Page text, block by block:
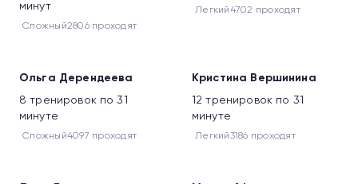
минут
Сложный2806 проходят
Легкий4702 проходят
Ольга Дерендеева
8 тренировок по 31
минуте
Сложный4097 проходят
Кристина Вершинина
12 тренировок по 31
минуте
Легкий3186 проходят